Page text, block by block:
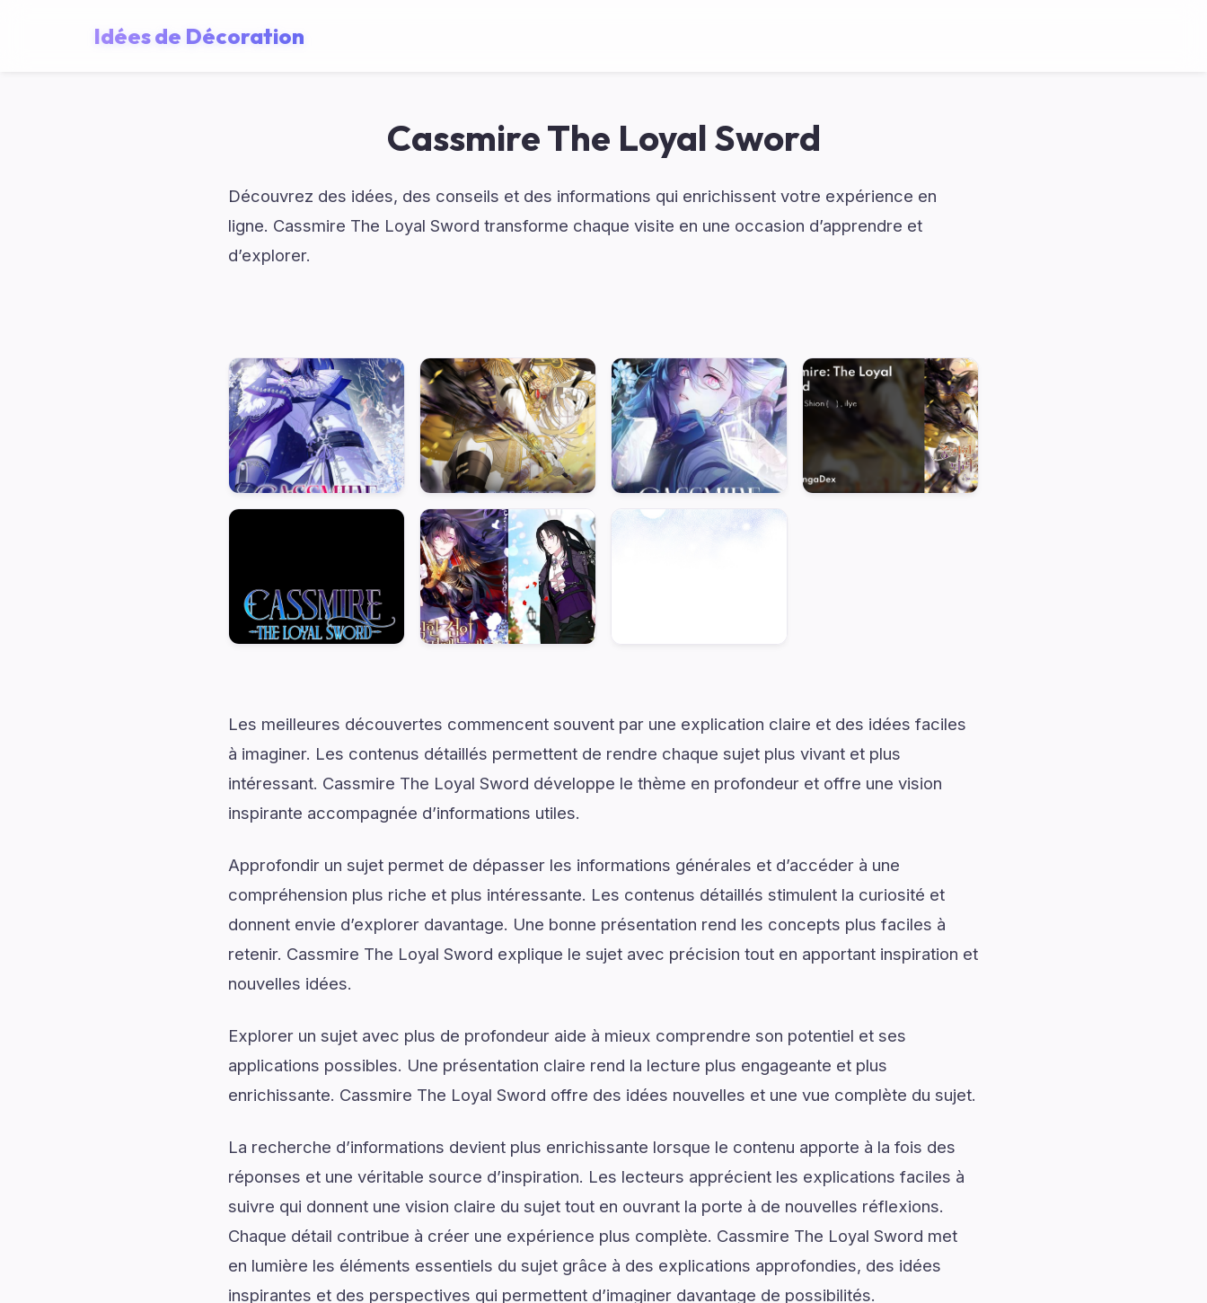
Idées de Décoration
Cassmire The Loyal Sword
Découvrez des idées, des conseils et des informations qui enrichissent votre expérience en
ligne. Cassmire The Loyal Sword transforme chaque visite en une occasion d’apprendre et
d’explorer.
Les meilleures découvertes commencent souvent par une explication claire et des idées faciles
à imaginer. Les contenus détaillés permettent de rendre chaque sujet plus vivant et plus
intéressant. Cassmire The Loyal Sword développe le thème en profondeur et offre une vision
inspirante accompagnée d’informations utiles.
Approfondir un sujet permet de dépasser les informations générales et d’accéder à une
compréhension plus riche et plus intéressante. Les contenus détaillés stimulent la curiosité et
donnent envie d’explorer davantage. Une bonne présentation rend les concepts plus faciles à
retenir. Cassmire The Loyal Sword explique le sujet avec précision tout en apportant inspiration et
nouvelles idées.
Explorer un sujet avec plus de profondeur aide à mieux comprendre son potentiel et ses
applications possibles. Une présentation claire rend la lecture plus engageante et plus
enrichissante. Cassmire The Loyal Sword offre des idées nouvelles et une vue complète du sujet.
La recherche d’informations devient plus enrichissante lorsque le contenu apporte à la fois des
réponses et une véritable source d’inspiration. Les lecteurs apprécient les explications faciles à
suivre qui donnent une vision claire du sujet tout en ouvrant la porte à de nouvelles réflexions.
Chaque détail contribue à créer une expérience plus complète. Cassmire The Loyal Sword met
en lumière les éléments essentiels du sujet grâce à des explications approfondies, des idées
inspirantes et des perspectives qui permettent d’imaginer davantage de possibilités.